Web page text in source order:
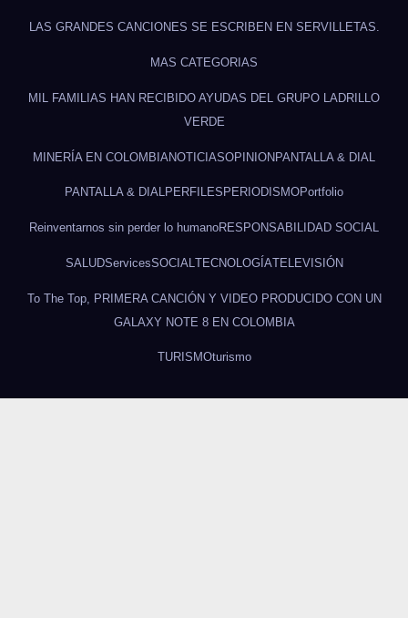
LAS GRANDES CANCIONES SE ESCRIBEN EN SERVILLETAS.
MAS CATEGORIAS
MIL FAMILIAS HAN RECIBIDO AYUDAS DEL GRUPO LADRILLO
VERDE
MINERÍA EN COLOMBIANOTICIASOPINIONPANTALLA & DIAL
PANTALLA & DIALPERFILES PERIODISMOPortfolio
Reinventarnos sin perder lo humanoRESPONSABILIDAD SOCIAL
SALUDServicesSOCIAL TECNOLOGÍATELEVISIÓN
To The Top, PRIMERA CANCIÓN Y VIDEO PRODUCIDO CON UN
GALAXY NOTE 8 EN COLOMBIA
TURISMOturismo